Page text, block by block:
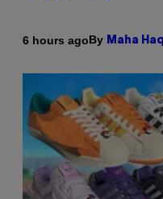
6 hours agoBy Maha Haq